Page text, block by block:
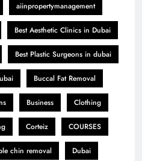
aiinpropertymanagement
Best Aesthetic Clinics in Dubai
Best Plastic Surgeons in dubai
Buccal Fat Removal
Business Clothing
Corteiz COURSES
chin removal Dubai